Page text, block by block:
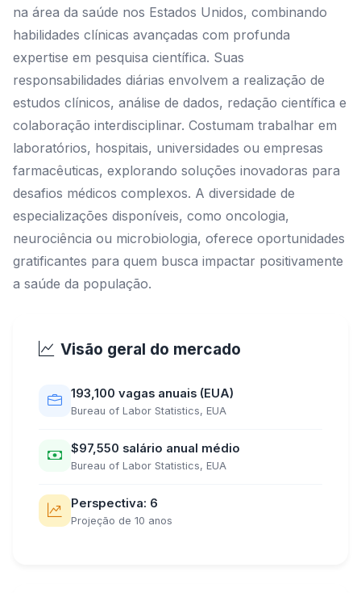
na área da saúde nos Estados Unidos, combinando
habilidades clínicas avançadas com profunda
expertise em pesquisa científica. Suas
responsabilidades diárias envolvem a realização de
estudos clínicos, análise de dados, redação científica e
colaboração interdisciplinar. Costumam trabalhar em
laboratórios, hospitais, universidades ou empresas
farmacêuticas, explorando soluções inovadoras para
desafios médicos complexos. A diversidade de
especializações disponíveis, como oncologia,
neurociência ou microbiologia, oferece oportunidades
gratificantes para quem busca impactar positivamente
a saúde da população.
Visão geral do mercado
193,100 vagas anuais (EUA)
Bureau of Labor Statistics, EUA
$97,550 salário anual médio
Bureau of Labor Statistics, EUA
Perspectiva: 6
Projeção de 10 anos